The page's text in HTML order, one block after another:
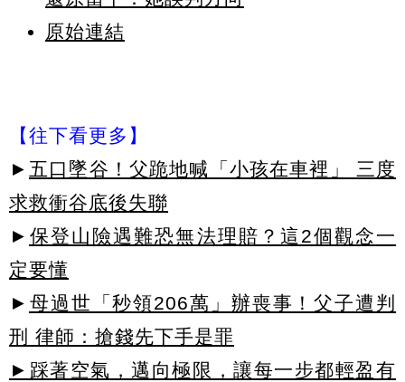
原始連結
【往下看更多】
► 五口墜谷！父跪地喊「小孩在車裡」 三度
求救衝谷底後失聯
► 保登山險遇難恐無法理賠？這2個觀念一
定要懂
► 母過世「秒領206萬」辦喪事！父子遭判
刑 律師：搶錢先下手是罪
►踩著空氣，邁向極限，讓每一步都輕盈有